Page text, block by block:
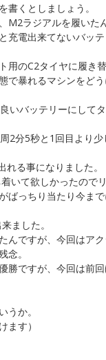
くとしましょう。
M2ラジアルを履いた
充電出来てないバッ
用のC2タイヤに履き
で暴れるマシンをど
いバッテリーにして
2分5秒と1回目より
る事になりました。
いて欲しかったので
ばっちり当たり今ま
ました。
んですが、今回はア
念。
勝ですが、今回は前
か。
ます）